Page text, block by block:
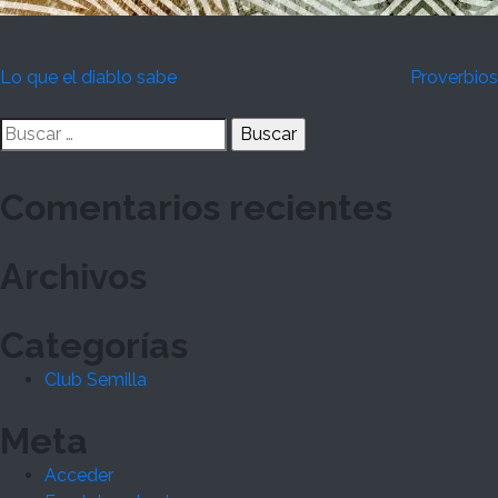
Navegación
de
Lo que el diablo sabe Proverbios
Buscar:
Comentarios recientes
Archivos
Categorías
Club Semilla
Meta
Acceder